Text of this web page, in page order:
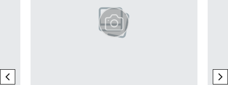
previous element